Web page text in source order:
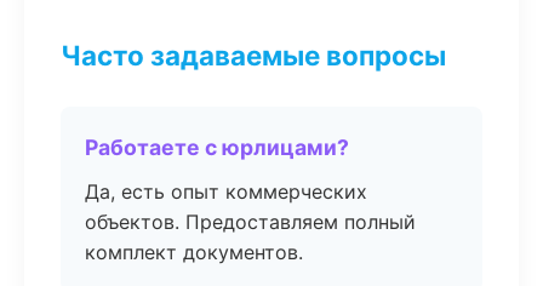
Часто задаваемые вопросы
Работаете с юрлицами?
Да, есть опыт коммерческих
объектов. Предоставляем полный
комплект документов.